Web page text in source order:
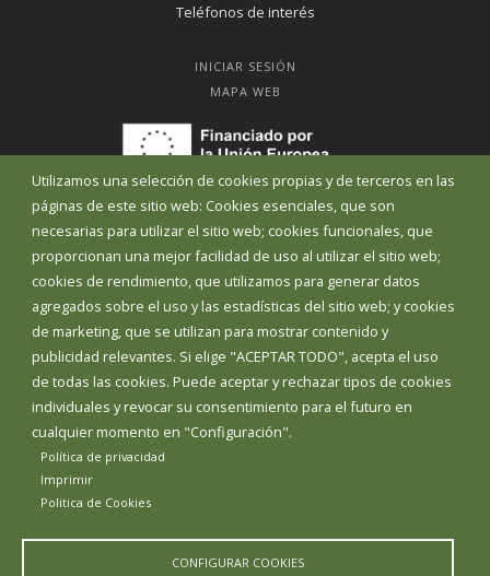
Utilizamos una selección de cookies propias y de terceros en las
páginas de este sitio web: Cookies esenciales, que son
necesarias para utilizar el sitio web; cookies funcionales, que
proporcionan una mejor facilidad de uso al utilizar el sitio web;
cookies de rendimiento, que utilizamos para generar datos
agregados sobre el uso y las estadísticas del sitio web; y cookies
de marketing, que se utilizan para mostrar contenido y
publicidad relevantes. Si elige "ACEPTAR TODO", acepta el uso
de todas las cookies. Puede aceptar y rechazar tipos de cookies
individuales y revocar su consentimiento para el futuro en
cualquier momento en "Configuración".
Política de privacidad
Imprimir
Politica de Cookies
CONFIGURAR COOKIES
Teléfonos de interés
INICIAR SESIÓN
MAPA WEB
Aviso Legal Política de privacidad
Política de Cookies
Declaración de accesibilidad